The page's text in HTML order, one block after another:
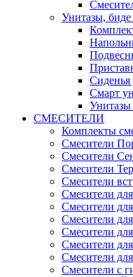
Унитазы,
Сиденья
Смарт
СМЕСИТЕЛИ
Комплекты
Смесители
Смесители
Смесители
Смесители
Смесители
Смесители
Смесители
Смесители
Смесители
Смесители
Смесители с